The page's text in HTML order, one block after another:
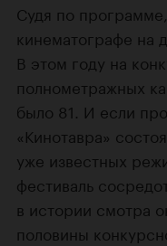
Судя по
кинематографе на
В этом году на
полнометражных
было 81. И если
«Кинотавра»
уже известных
фестиваль
в истории смотра
половины